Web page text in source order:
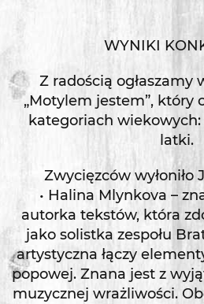
WYNIKI
Z radością ogłaszamy
„Motylem jestem”, który
kategoriach wiekowych:
latki.
Zwycięzców wyłoniło
• Halina Mlynkova –
autorka tekstów, która
jako solistka zespołu
artystyczna łączy
popowej. Znana jest z
muzycznej wrażliwości.